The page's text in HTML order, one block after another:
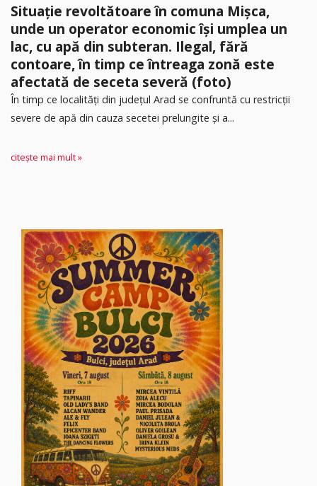
Situație revoltătoare în comuna Mișca,
unde un operator economic își umplea un
lac, cu apă din subteran. Ilegal, fără
contoare, în timp ce întreaga zonă este
afectată de seceta severă (foto)
În timp ce localități din județul Arad se confruntă cu restricții
severe de apă din cauza secetei prelungite și a...
citește mai mult »